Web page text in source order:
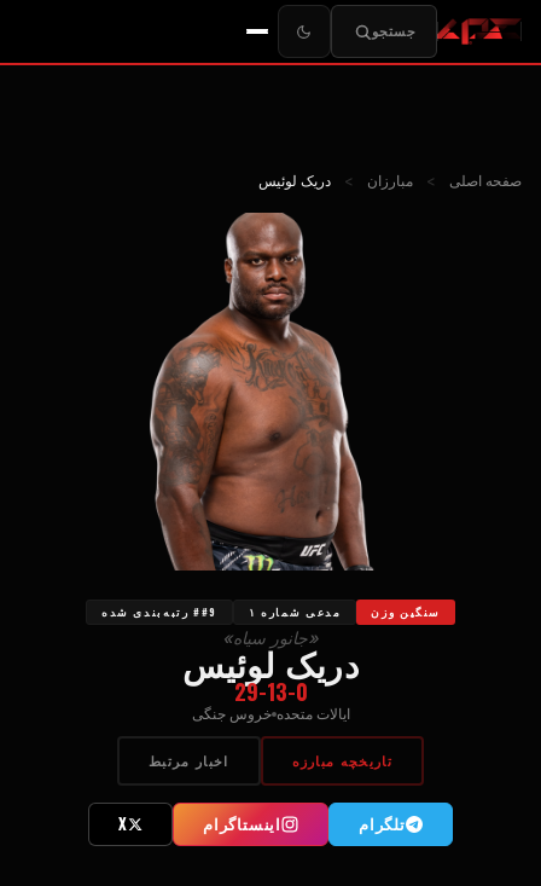
جستجو
صفحه اصلی > مبارزان > دریک لوئیس
سنگین وزن مدعی شماره ۱ ##9 رتبه‌بندی شده
«جانور سیاه»
دریک لوئیس
29-13-0
ایالات متحده خروس جنگی
تاریخچه مبارزه اخبار مرتبط
تلگرام اینستاگرام X